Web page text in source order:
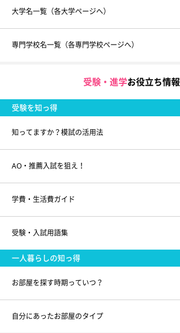
大学名一覧（各大学ページへ）
専門学校名一覧（各専門学校ページへ）
受験・進学お役立ち情報
受験を知っ得
知ってますか？模試の活用法
AO・推薦入試を狙え！
学費・生活費ガイド
受験・入試用語集
一人暮らしの知っ得
お部屋を探す時期っていつ？
自分にあったお部屋のタイプ